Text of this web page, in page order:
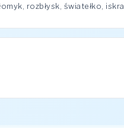
rozbłysk, światełko, iskra.